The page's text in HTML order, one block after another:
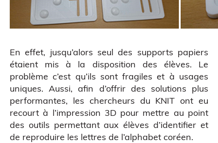
En effet, jusqu’alors seul des supports papiers
étaient mis à la disposition des élèves. Le
problème c’est qu’ils sont fragiles et à usages
uniques. Aussi, afin d’offrir des solutions plus
performantes, les chercheurs du KNIT ont eu
recourt à l’impression 3D pour mettre au point
des outils permettant aux élèves d’identifier et
de reproduire les lettres de l’alphabet coréen.